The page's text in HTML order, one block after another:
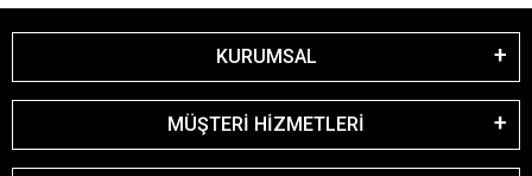
KURUMSAL
MÜŞTERİ HİZMETLERİ